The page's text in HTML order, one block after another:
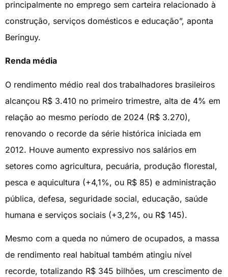
principalmente no emprego sem carteira relacionado à
construção, serviços domésticos e educação”, aponta
Beringuy.
Renda média
O rendimento médio real dos trabalhadores brasileiros
alcançou R$ 3.410 no primeiro trimestre, alta de 4% em
relação ao mesmo período de 2024 (R$ 3.270),
renovando o recorde da série histórica iniciada em
2012. Houve aumento expressivo nos salários em
setores como agricultura, pecuária, produção florestal,
pesca e aquicultura (+4,1%, ou R$ 85) e administração
pública, defesa, seguridade social, educação, saúde
humana e serviços sociais (+3,2%, ou R$ 145).
Mesmo com a queda no número de ocupados, a massa
de rendimento real habitual também atingiu nível
recorde, totalizando R$ 345 bilhões, um crescimento de